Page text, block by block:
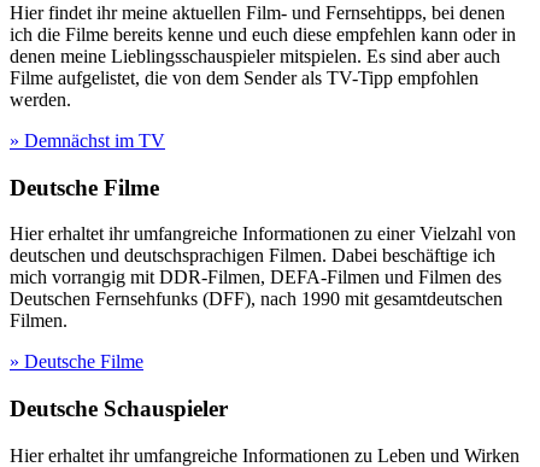
Hier findet ihr meine aktuellen Film- und Fernsehtipps, bei denen
ich die Filme bereits kenne und euch diese empfehlen kann oder in
denen meine Lieblingsschauspieler mitspielen. Es sind aber auch
Filme aufgelistet, die von dem Sender als TV-Tipp empfohlen
werden.
» Demnächst im TV
Deutsche Filme
Hier erhaltet ihr umfangreiche Informationen zu einer Vielzahl von
deutschen und deutschsprachigen Filmen. Dabei beschäftige ich
mich vorrangig mit DDR-Filmen, DEFA-Filmen und Filmen des
Deutschen Fernsehfunks (DFF), nach 1990 mit gesamtdeutschen
Filmen.
» Deutsche Filme
Deutsche Schauspieler
Hier erhaltet ihr umfangreiche Informationen zu Leben und Wirken